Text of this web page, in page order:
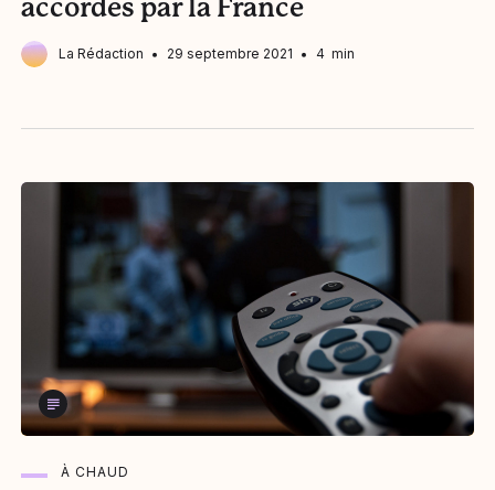
accordés par la France
La Rédaction 29 septembre 2021 4 min
À CHAUD